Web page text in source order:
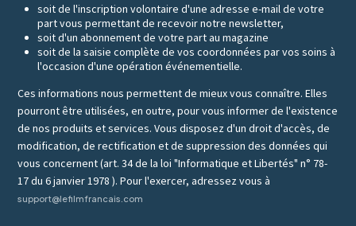
soit de l'inscription volontaire d'une adresse e-mail de votre
part vous permettant de recevoir notre newsletter,
soit d'un abonnement de votre part au magazine
soit de la saisie complète de vos coordonnées par vos soins à
l'occasion d'une opération événementielle.
Ces informations nous permettent de mieux vous connaître. Elles
pourront être utilisées, en outre, pour vous informer de l'existence
de nos produits et services. Vous disposez d'un droit d'accès, de
modification, de rectification et de suppression des données qui
vous concernent (art. 34 de la loi "Informatique et Libertés" n° 78-
17 du 6 janvier 1978 ). Pour l'exercer, adressez vous à
support@lefilmfrancais.com